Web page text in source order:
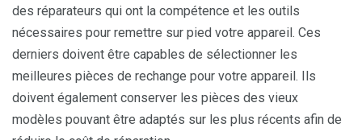
des réparateurs qui ont la compétence et les outils
nécessaires pour remettre sur pied votre appareil. Ces
derniers doivent être capables de sélectionner les
meilleures pièces de rechange pour votre appareil. Ils
doivent également conserver les pièces des vieux
modèles pouvant être adaptés sur les plus récents afin de